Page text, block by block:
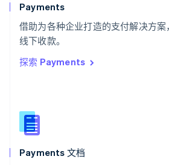
Payments
借助为各种企业打造的支付解决方
线下收款。
探索 Payments
Payments 文档
泰国
ไทยEnglish
希腊
English
西班牙
新西兰
English
匈牙利
English